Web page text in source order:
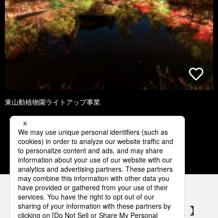
東山動植物園ライトアップ事業
1 2 3 4 5
パナソニックの電気設備 SNSアカウント